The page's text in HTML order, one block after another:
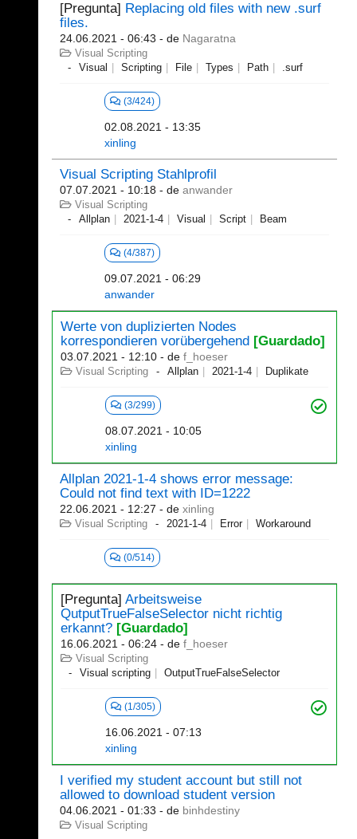
[Pregunta] Replacing old files with new .surf
files.
24.06.2021 - 06:43 - de Nagaratna
Visual Scripting
Visual
Scripting File Types Path .surf
(3/424)
02.08.2021 - 13:35
xinling
Visual Scripting Stahlprofil
07.07.2021 - 10:18 - de anwander
Visual Scripting
Allplan
2021-1-4 Visual Script Beam
(4/387)
09.07.2021 - 06:29
anwander
Werte von duplizierten Nodes
korrespondieren vorübergehend [Guardado]
03.07.2021 - 12:10 - de f_hoeser
Visual Scripting Allplan 2021-1-4 Duplikate
(3/299)
08.07.2021 - 10:05
xinling
Allplan 2021-1-4 shows error message:
Could not find text with ID=1222
22.06.2021 - 12:27 - de xinling
Visual Scripting 2021-1-4 Error Workaround
(0/514)
[Pregunta] Arbeitsweise
QutputTrueFalseSelector nicht richtig
erkannt? [Guardado]
16.06.2021 - 06:24 - de f_hoeser
Visual Scripting
Visual scripting
OutputTrueFalseSelector
(1/305)
16.06.2021 - 07:13
xinling
I verified my student account but still not
allowed to download student version
04.06.2021 - 01:33 - de binhdestiny
Visual Scripting